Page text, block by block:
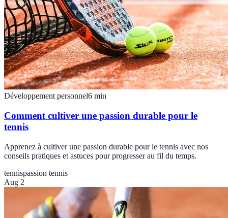
Développement personnel6 min
Comment cultiver une passion durable pour le
tennis
Apprenez à cultiver une passion durable pour le tennis avec nos
conseils pratiques et astuces pour progresser au fil du temps.
tennispassion tennis
Aug 2